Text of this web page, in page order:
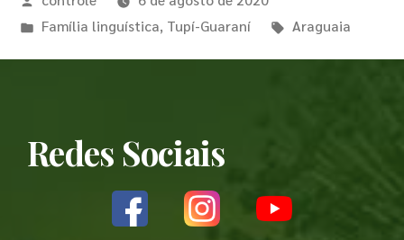
Família linguística, Tupí-Guaraní Araguaia
Redes Sociais